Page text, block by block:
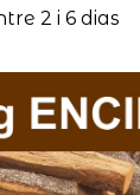
2 i 6 dias